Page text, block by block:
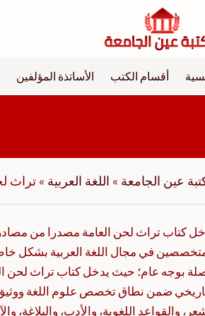
أقسام الكتب الأساتذة المؤلفين
عين الجامعة » اللغة العربية » تراث
كتاب تراث لحن العامة مصدرا من
في مجال اللغة العربية بشكل
بوجه عام؛ حيث يدخل كتاب تراث لحن
ضمن نطاق تخصص علوم اللغة
والقواعد اللغوية، والأدب، والبلاغة،